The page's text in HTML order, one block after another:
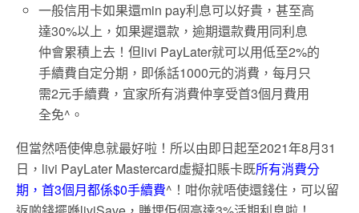
一般信用卡如果還min pay利息可以好貴，甚至高
達30%以上，如果遲還款，逾期還款費用同利息
仲會累積上去！但livi PayLater就可以用低至2%的
手續費自定分期，即係話1000元的消費，每月只
需2元手續費，宜家所有消費仲享受首3個月費用
全免^。
但當然唔使俾息就最好啦！所以由即日起至2021年8月31
日，livi PayLater Mastercard虛擬扣賬卡既所有消費分
期，首3個月都係$0手續費^！咁你就唔使還錢住，可以留